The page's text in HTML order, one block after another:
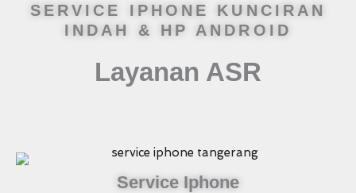
SERVICE IPHONE KUNCIRAN
INDAH & HP ANDROID
Layanan ASR
Service Iphone